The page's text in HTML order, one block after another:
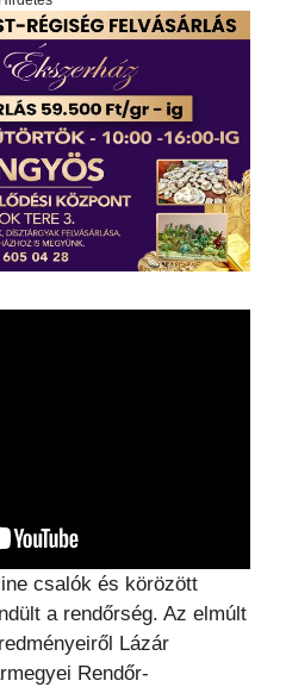
csalók és körözött
a rendőrség. Az elmúlt
Lázár
Rendőr-